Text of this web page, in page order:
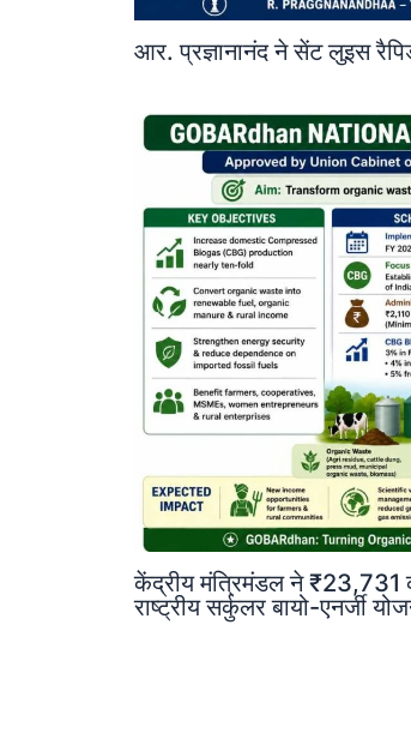
आर. प्रज्ञानानंद ने सेंट लुइस
केंद्रीय मंत्रिमंडल ने ₹23,731
राष्ट्रीय सर्कुलर बायो-एनर्जी